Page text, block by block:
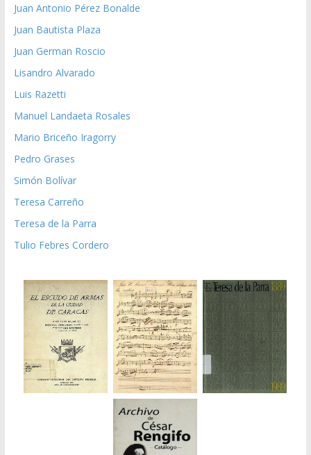
Juan Antonio Pérez Bonalde
Juan Bautista Plaza
Juan German Roscio
Lisandro Alvarado
Luis Razetti
Manuel Landaeta Rosales
Mario Briceño Iragorry
Pedro Grases
Simón Bolívar
Teresa Carreño
Teresa de la Parra
Tulio Febres Cordero